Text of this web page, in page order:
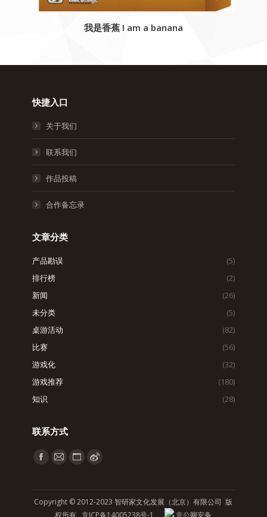
我是香蕉 I am a banana
快捷入口
关于我们
联系我们
作品投稿
合作备忘录
文章分类
产品勘误
(5)
排行榜
(2)
新闻
(26)
未分类
(5)
桌游活动
(82)
比赛
(56)
游戏化
(32)
游戏推荐
(180)
知识
(28)
联系方式
找到我们：
Facebook
in
Mail
in
WebsiteWeibo
in
Copyright © 2012-2023 智研家文化发展（北京）有限公司 版
权所有京ICP备14005238号-1 京公网安备